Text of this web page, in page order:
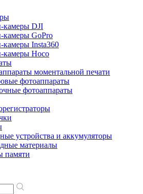
DJI
GoPro
Insta360
Hoco
моментальной печати
фотоаппараты
фотоаппараты
устройства и аккумуляторы
материалы
памяти